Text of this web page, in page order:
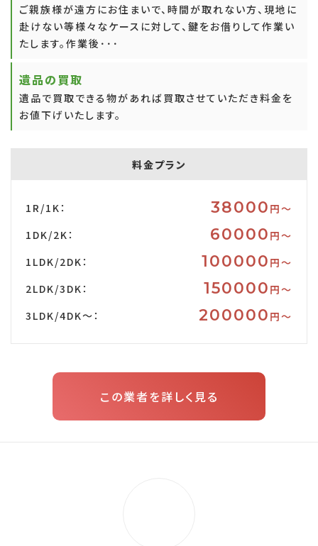
ご親族様が遠方にお住まいで、時間が取れない方、現地に
赴けない等様々なケースに対して、鍵をお借りして作業い
たします。作業後･･･
遺品の買取
遺品で買取できる物があれば買取させていただき料金を
お値下げいたします。
料金プラン
1R/1K： 38000 円〜
1DK/2K：
60000 円〜
1LDK/2DK：
100000 円〜
2LDK/3DK：
150000 円〜
3LDK/4DK～：
200000 円〜
この業者を詳しく見る